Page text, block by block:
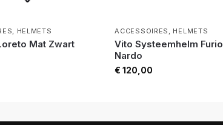
, HELMETS
Mat Zwart
ACCESSOIRES , HELMETS
Vito Systeemhelm Furio
Nardo
€ 120,00